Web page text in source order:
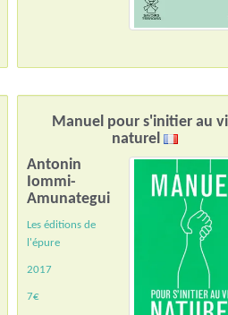
Manuel pour s'initier au
naturel
Antonin
Iommi-
Amunategui
Les éditions de
l'épure
2017
7€